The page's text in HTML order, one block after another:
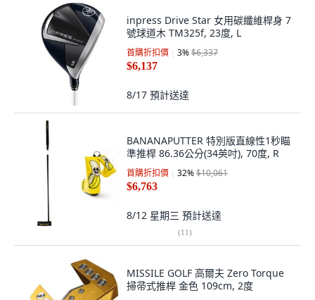
inpress Drive Star 女用碳纖維桿身 7
號球道木 TM325f, 23度, L
首購折扣價 3%$6,337
$6,137
8/17 預計送達
BANANAPUTTER 特別版直線性1秒瞄
準推桿 86.36公分(34英吋), 70度, R
首購折扣價 32%$10,061
$6,763
8/12 星期三 預計送達
(11)
MISSILE GOLF 高爾夫 Zero Torque
掃帚式推桿 金色 109cm, 2度